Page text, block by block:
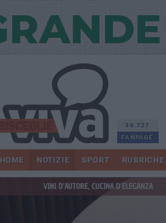
30.727
FANPAGE
HOME NOTIZIE SPORT RUBRICHE